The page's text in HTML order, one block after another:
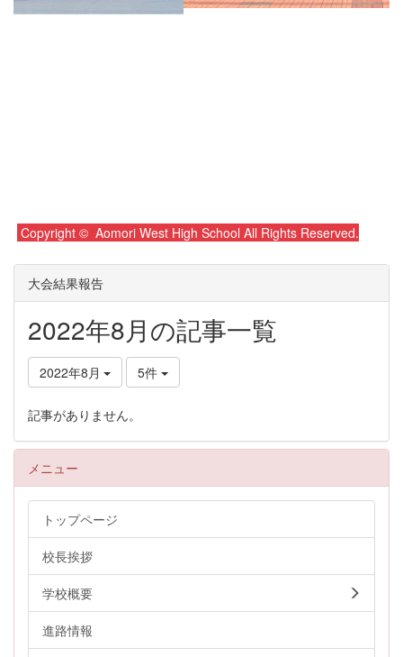
Copyright © Aomori West High School All Rights Reserved.
大会結果報告
2022年8月の記事一覧
2022年8月 5件
記事がありません。
メニュー
トップページ
校長挨拶
学校概要
進路情報